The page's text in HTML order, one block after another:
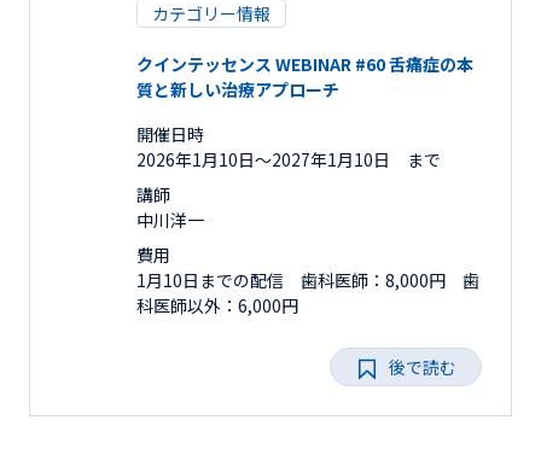
カテゴリー情報
クインテッセンス WEBINAR #60 舌痛症の本
質と新しい治療アプローチ
開催日時
2026年1月10日〜2027年1月10日 まで
講師
中川洋一
費用
1月10日までの配信 歯科医師：8,000円 歯
科医師以外：6,000円
後で読む